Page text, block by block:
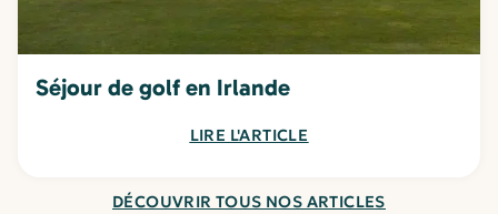
Séjour de golf en Irlande
LIRE L'ARTICLE
DÉCOUVRIR TOUS NOS ARTICLES